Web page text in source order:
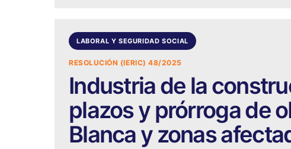
LABORAL Y SEGURIDAD SOCIAL
RESOLUCIÓN (IERIC) 48/2025
Industria de la
plazos y prórroga de
Blanca y zonas